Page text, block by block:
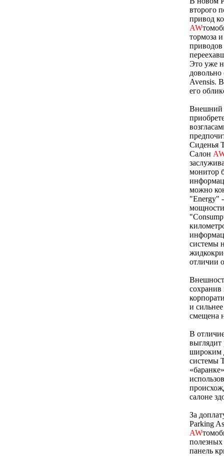
второго
привод
AW
тормоза
приводов
Это уже
Avensis.
его
Внешний
Сиденья
Салон
монитор
можно
"Energy"
системы
отличии
и
смещена
В
широким
системы
салоне
За
Parking
AW
полезных
панель